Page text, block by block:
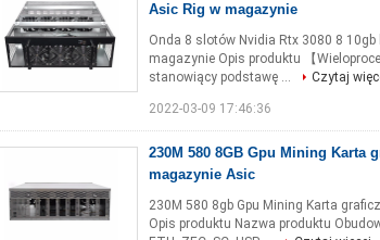
Asic Rig w magazynie
Onda 8 slotów Nvidia Rtx 3080 8
magazynie Opis produktu 【
stanowiący podstawę ...
Czytaj
2022-03-09 17:46:36
230M 580 8GB Gpu Mining Karta
magazynie Asic
230M 580 8gb Gpu Mining Karta
Opis produktu Nazwa produktu